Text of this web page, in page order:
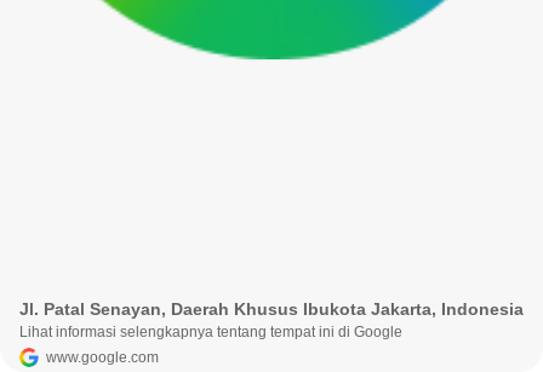
Jl. Patal Senayan, Daerah Khusus Ibukota Jakarta, Indonesia
Lihat informasi selengkapnya tentang tempat ini di Google
www.google.com